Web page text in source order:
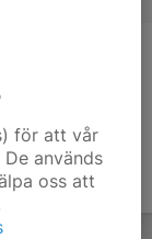
för att vår
används
oss att